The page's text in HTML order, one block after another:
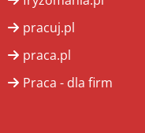
pracuj.pl
praca.pl
Praca - dla firm